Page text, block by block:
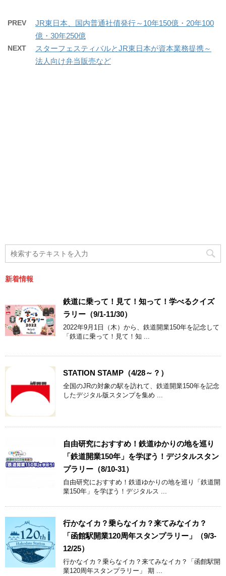
PREV
JR東日本、国内普通社債発行～10年150億・20年100
億・30年250億
NEXT
スターフェスティバルとJR東日本が資本業務提携～
法人向け弁当販売など
新着情報
鉄道に乗って！見て！知って！学べるクイズ
ラリー（9/1-11/30）
2022年9月1日（木）から、鉄道開業150年を記念して
「鉄道に乗って！見て！知 ...
STATION STAMP（4/28～？）
全国のJRの対象の駅を訪れて、鉄道開業150年を記念
したデジタル版スタンプを集め ...
自由研究におすすめ！鉄道ゆかりの地を巡り
「鉄道開業150年」を学ぼう！デジタルスタン
プラリー（8/10-31）
自由研究におすすめ！鉄道ゆかりの地を巡り「鉄道開
業150年」を学ぼう！デジタルス ...
行かなイカ？乗らなイカ？来てみなイカ？
「函館駅開業120周年スタンプラリー」（9/3-
12/25）
行かなイカ？乗らなイカ？来てみなイカ？「函館駅開
業120周年スタンプラリー」 期 ...